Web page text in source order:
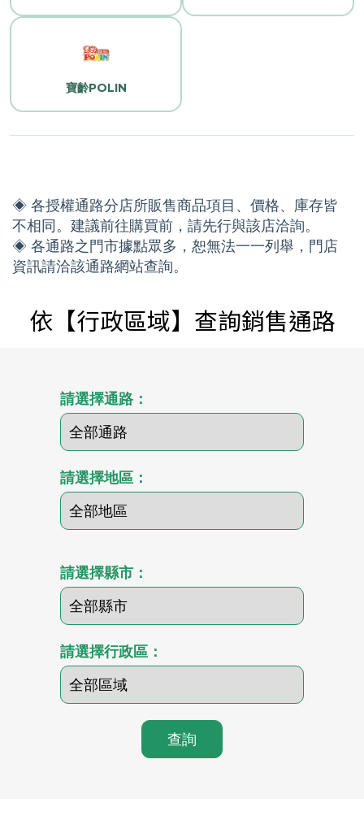
寶齡POLIN
◈ 各授權通路分店所販售商品項目、價格、庫存皆
不相同。建議前往購買前，請先行與該店洽詢。
◈ 各通路之門市據點眾多，恕無法一一列舉，門店
資訊請洽該通路網站查詢。
依【行政區域】查詢銷售通路
請選擇通路：
請選擇地區：
請選擇縣市：
請選擇行政區：
查詢